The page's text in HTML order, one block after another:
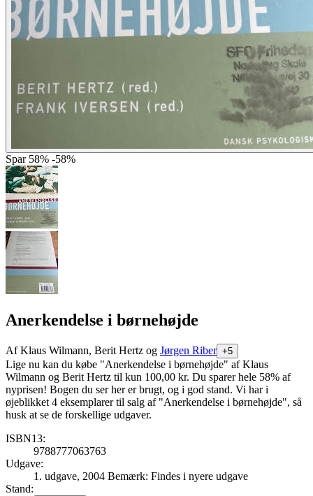
Spar 58% -58%
Anerkendelse i børnehøjde
AfKlaus Wilmann, Berit Hertz og Jørgen Riber +5
Lige nu kan du købe "Anerkendelse i børnehøjde" af Klaus
Wilmann og Berit Hertz til kun 100,00 kr. Du sparer hele 58% af
nyprisen! Bogen du ser her er brugt, og i god stand. Vi har i
øjeblikket 4 eksemplarer til salg af "Anerkendelse i børnehøjde", så
husk at se de forskellige udgaver.
ISBN13:
9788777063763
Udgave:
1. udgave, 2004 Bemærk: Findes i nyere udgave
Stand: